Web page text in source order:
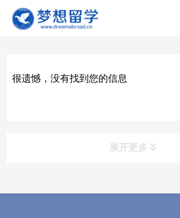
很遗憾，没有找到您的信息
展开更多
留学攻略 ——为你留学之路保驾护航